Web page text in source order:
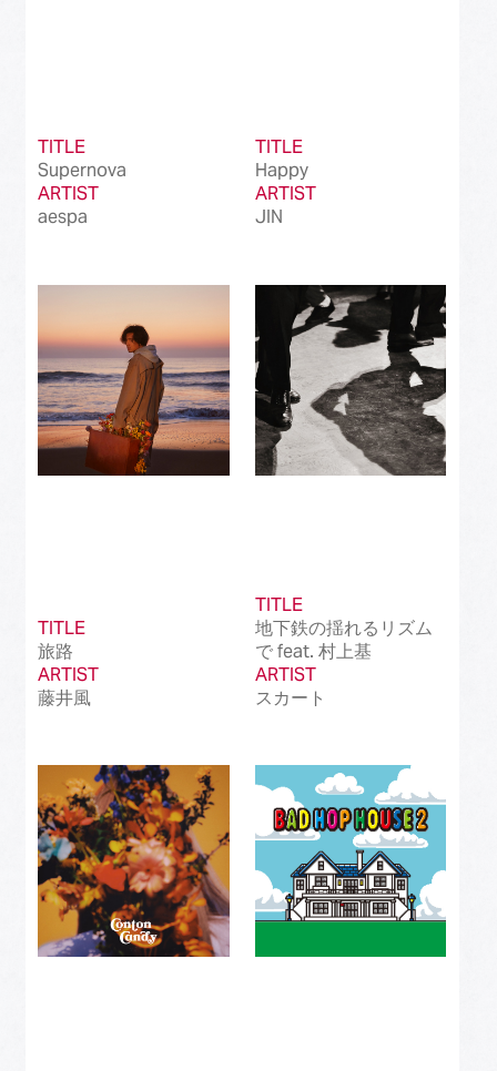
TITLE
Supernova
ARTIST
aespa
TITLE
Happy
ARTIST
JIN
TITLE
旅路
ARTIST
藤井風
TITLE
地下鉄の揺れるリズム
で feat. 村上基
ARTIST
スカート